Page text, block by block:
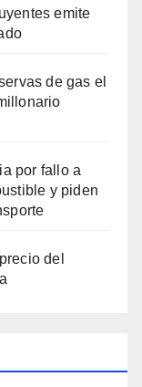
emite
de gas el
por fallo a
y piden
del